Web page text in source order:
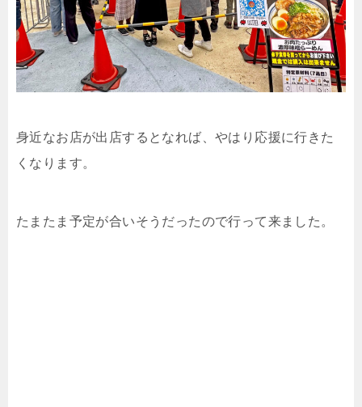
身近なお店が出店するとなれば、やはり応援に行きた
くなります。
たまたま予定が合いそうだったので行って来ました。